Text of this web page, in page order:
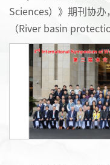
Sciences）》期刊协
（River basin